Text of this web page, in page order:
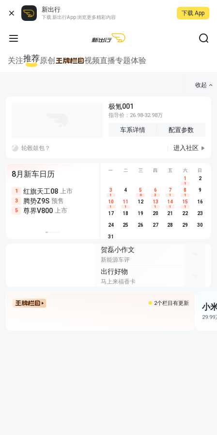
新出行
下载 新出行App 浏览更多精彩内容
下载 App
关注推荐原创 视频直播专题体验
收起
极氪001
指导价：26.98-32.98万
车系详情 配置参数
轮毂鼓包？ 进入社区
8月新车日历
1 红旗天工08 上市
3 腾势Z9S 预售
5 尊界V800 上市
尊界V680 上市
享界G9 预售
别克至境L7 预售
埃安
长城H10
深蓝S05
一 二 三 四 五 六 日
1
1
2
3
1
4 5
6
6
3
7
1
8
1
9
10
1
11
1
12 13
1
14
1
15
1
16
17 18 19 20 21 22 23
24 25 26 27 28 29 30
31
贺磊小作文
新能源车评
出行好物
马上来福香卡
2个栏目有更新 小
29.99